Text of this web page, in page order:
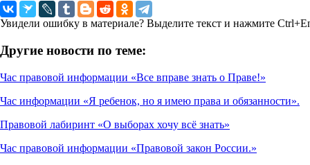
Увидели ошибку в материале? Выделите текст и нажмите
Другие новости по теме:
Час правовой информации «Все вправе знать о Праве!»
Час информации «Я ребенок, но я имею права и обязанности».
Правовой лабиринт «О выборах хочу всё знать»
Час правовой информации «Правовой закон России.»